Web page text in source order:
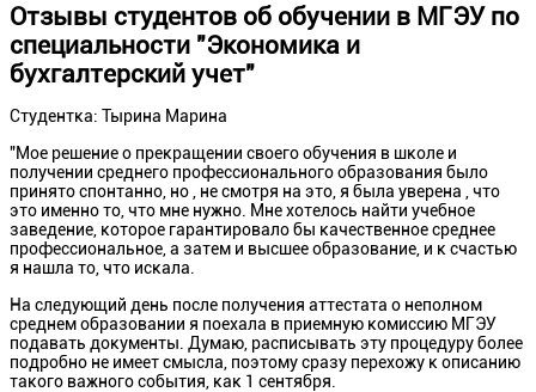
Отзывы студентов об обучении в МГЭУ по
специальности "Экономика и
бухгалтерский учет"
Студентка: Тырина Марина
"Мое решение о прекращении своего обучения в школе и
получении среднего профессионального образования было
принято спонтанно, но , не смотря на это, я была уверена , что
это именно то, что мне нужно. Мне хотелось найти учебное
заведение, которое гарантировало бы качественное среднее
профессиональное, а затем и высшее образование, и к счастью
я нашла то, что искала.
На следующий день после получения аттестата о неполном
среднем образовании я поехала в приемную комиссию МГЭУ
подавать документы. Думаю, расписывать эту процедуру более
подробно не имеет смысла, поэтому сразу перехожу к описанию
такого важного события, как 1 сентября.